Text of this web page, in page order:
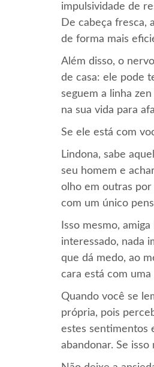
impulsividade de
De cabeça fresca,
de forma mais
Além disso, o
de casa: ele pode
seguem a linha
na sua vida para
Se ele está com
Lindona, sabe
seu homem e
olho em outras por
com um único
Isso mesmo,
interessado, nada
que dá medo, ao
cara está com
Quando você se
própria, pois
estes sentimentos
abandonar. Se